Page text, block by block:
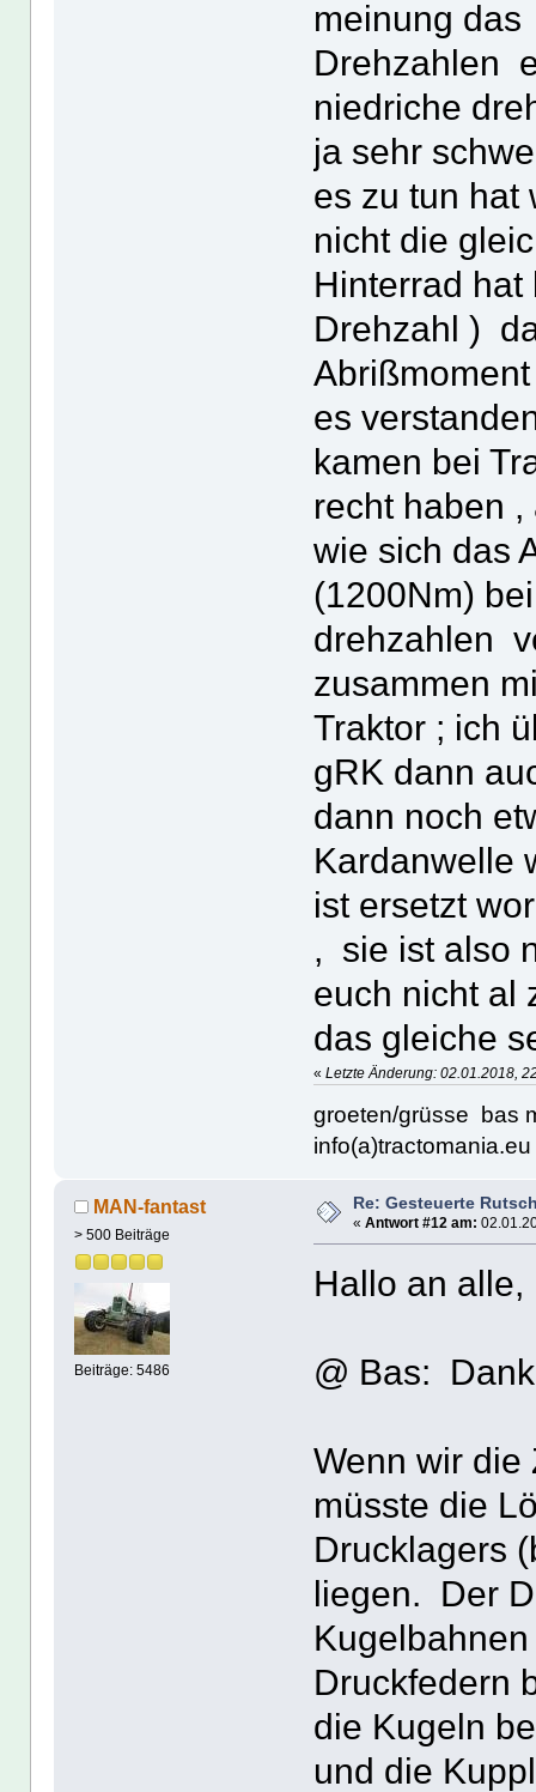
meinung
Drehzahlen
niedriche
ja sehr
es zu tun hat
nicht die
Hinterrad
Drehzahl )
es
kamen bei
recht haben
wie sich das
(1200Nm)
drehzahlen
zusammen
Traktor ; ich
gRK dann
dann noch
Kardanwelle
ist ersetzt
, sie ist also
euch nicht al
das gleiche
«Letzte Änderung: 02.01.2018,
groeten/grüsse bas
info(a)tractomania.eu
MAN-fantast
> 500 Beiträge
Beiträge: 5486
Re: Gesteuerte
« Antwort #12 am:
Hallo an alle,
@ Bas:
Wenn wir die
müsste die
Drucklagers
liegen. Der
Druckfedern
die Kugeln
und die